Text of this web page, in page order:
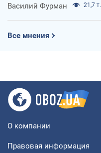
Василий Фурман 21,7 т.
Все мнения
О компании
Правовая информация